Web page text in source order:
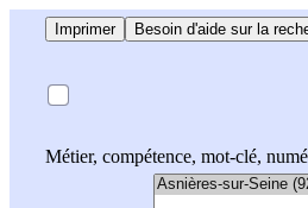
Imprimer Besoin d'aide sur la
Métier, compétence, mot-clé,